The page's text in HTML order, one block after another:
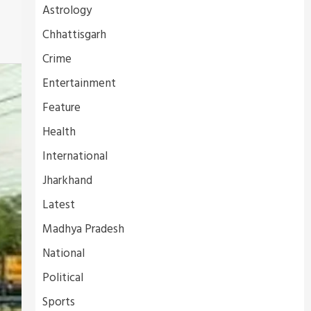
Astrology
Chhattisgarh
Crime
Entertainment
Feature
Health
International
Jharkhand
Latest
Madhya Pradesh
National
Political
Sports